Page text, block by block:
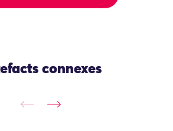
connexes